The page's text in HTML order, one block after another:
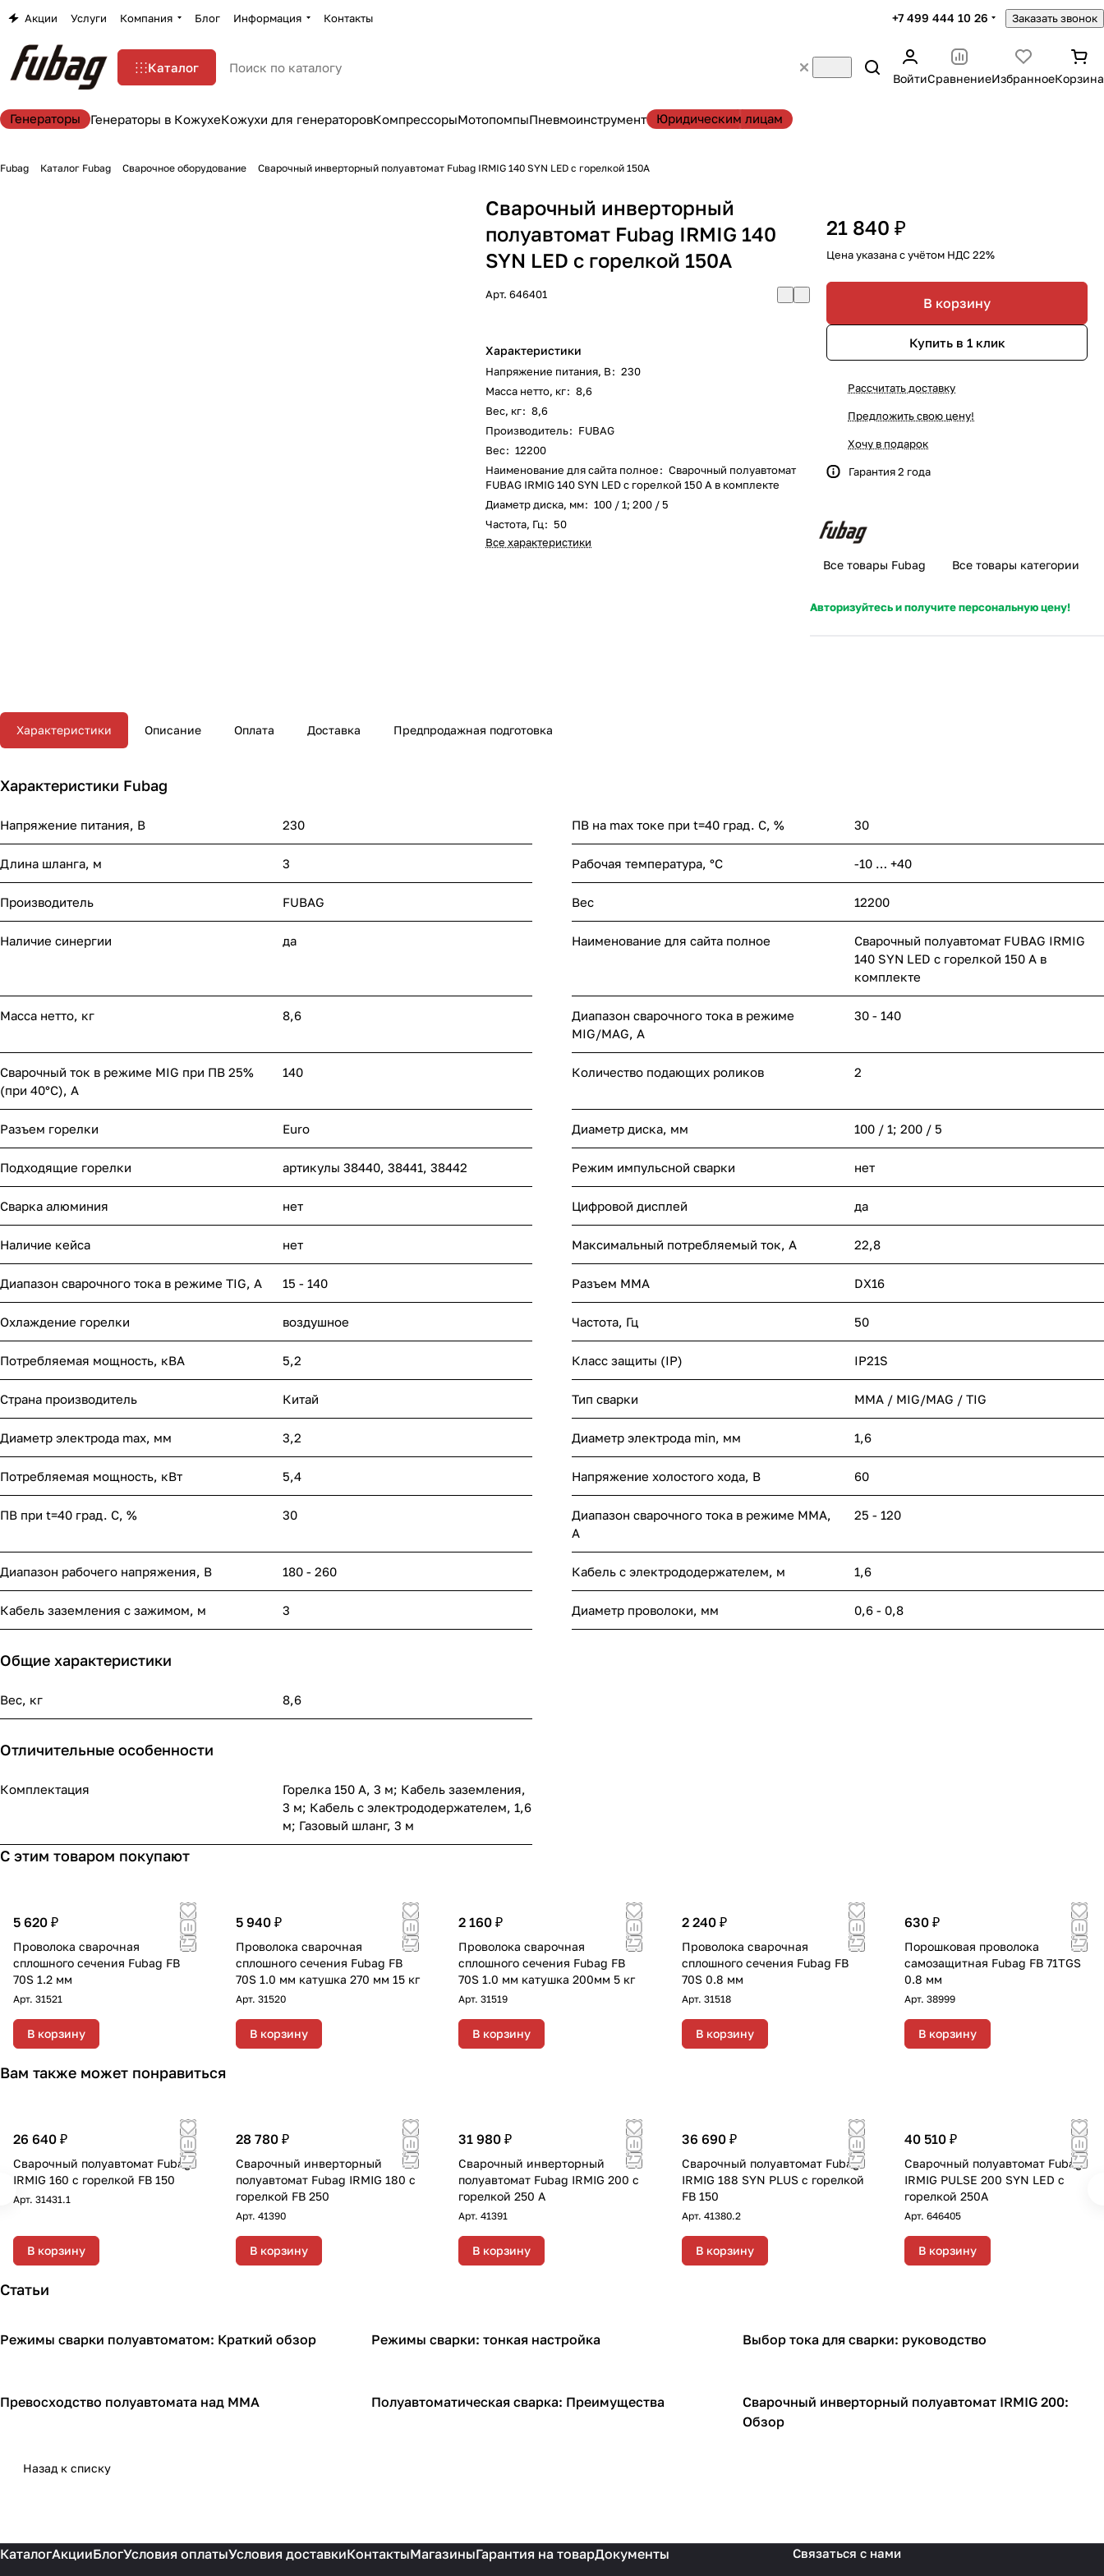
Акции Услуги Компания Блог Информация Контакты +7 499 444 10 26 Заказать звонок
Каталог
ВойтиСравнениеИзбранноеКорзина
Генераторы Генераторы в КожухеКожухи для генераторовКомпрессорыМотопомпыПневмоинструмент Юридическим лицам
Fubag Каталог Fubag Сварочное оборудование Сварочный инверторный полуавтомат Fubag IRMIG 140 SYN LED с горелкой 150А
Сварочный инверторный
полуавтомат Fubag IRMIG 140
SYN LED с горелкой 150А
Арт.646401
Характеристики
Напряжение питания, В: 230
Масса нетто, кг: 8,6
Вес, кг: 8,6
Производитель: FUBAG
Вес: 12200
Наименование для сайта полное: Сварочный полуавтомат
FUBAG IRMIG 140 SYN LED с горелкой 150 А в комплекте
Диаметр диска, мм: 100 / 1; 200 / 5
Частота, Гц: 50
Все характеристики
21 840 ₽
Цена указана с учётом НДС 22%
В корзину
Купить в 1 клик
Рассчитать доставку
Предложить свою цену!
Хочу в подарок
Гарантия 2 года
Все товары Fubag Все товары категории
Авторизуйтесь и получите персональную цену!
Характеристики Описание Оплата Доставка Предпродажная подготовка
Характеристики Fubag
Напряжение питания, В 230 ПВ на max токе при t=40 град. С, % 30
Длина шланга, м 3 Рабочая температура, °C -10 … +40
Производитель FUBAG Вес 12200
Наличие синергии да Наименование для сайта полное
Сварочный полуавтомат FUBAG IRMIG
140 SYN LED с горелкой 150 А в
комплекте
Масса нетто, кг 8,6
Диапазон сварочного тока в режиме
MIG/MAG, A
30 - 140
Сварочный ток в режиме MIG при ПВ 25%
(при 40°С), А
140 Количество подающих роликов 2
Разъем горелки Euro Диаметр диска, мм 100 / 1; 200 / 5
Подходящие горелки артикулы 38440, 38441, 38442 Режим импульсной сварки нет
Сварка алюминия нет Цифровой дисплей да
Наличие кейса нет Максимальный потребляемый ток, А 22,8
Диапазон сварочного тока в режиме TIG, А 15 - 140 Разъем ММА DX16
Охлаждение горелки воздушное Частота, Гц 50
Потребляемая мощность, кВА 5,2 Класс защиты (IP) IP21S
Страна производитель Китай Тип сварки ММА / MIG/MAG / TIG
Диаметр электрода max, мм 3,2 Диаметр электрода min, мм 1,6
Потребляемая мощность, кВт 5,4 Напряжение холостого хода, В 60
ПВ при t=40 град. С, % 30
Диапазон сварочного тока в режиме ММА,
А
25 - 120
Диапазон рабочего напряжения, B 180 - 260 Кабель с электрододержателем, м 1,6
Кабель заземления с зажимом, м 3 Диаметр проволоки, мм 0,6 - 0,8
Общие характеристики
Вес, кг 8,6
Отличительные особенности
Комплектация
Горелка 150 А, 3 м; Кабель заземления,
3 м; Кабель с электрододержателем, 1,6
м; Газовый шланг, 3 м
С этим товаром покупают
5 620 ₽
Проволока сварочная
сплошного сечения Fubag FB
70S 1.2 мм
Арт. 31521
В корзину
5 940 ₽
Проволока сварочная
сплошного сечения Fubag FB
70S 1.0 мм катушка 270 мм 15 кг
Арт.31520
В корзину
2 160 ₽
Проволока сварочная
сплошного сечения Fubag FB
70S 1.0 мм катушка 200мм 5 кг
Арт.31519
В корзину
2 240 ₽
Проволока сварочная
сплошного сечения Fubag FB
70S 0.8 мм
Арт. 31518
В корзину
630 ₽
Порошковая проволока
самозащитная Fubag FB 71TGS
0.8 мм
Арт. 38999
В корзину
Вам также может понравиться
26 640 ₽
Сварочный полуавтомат Fubag
IRMIG 160 с горелкой FB 150
Арт. 31431.1
В корзину
28 780 ₽
Сварочный инверторный
полуавтомат Fubag IRMIG 180 с
горелкой FB 250
Арт.41390
В корзину
31 980 ₽
Сварочный инверторный
полуавтомат Fubag IRMIG 200 с
горелкой 250 А
Арт.41391
В корзину
36 690 ₽
Сварочный полуавтомат Fubag
IRMIG 188 SYN PLUS c горелкой
FB 150
Арт. 41380.2
В корзину
40 510 ₽
Сварочный полуавтомат Fubag
IRMIG PULSE 200 SYN LED с
горелкой 250А
Арт. 646405
В корзину
Статьи
Сварочное оборудование
Режимы сварки полуавтоматом: Краткий обзор Сварочное оборудование
Режимы сварки: тонкая настройка Сварочное оборудование
Выбор тока для сварки: руководство
Сварочное оборудование
Превосходство полуавтомата над ММА Сварочное оборудование
Полуавтоматическая сварка: Преимущества Сварочное оборудование
Сварочный инверторный полуавтомат IRMIG 200:
Обзор
Назад к списку
КаталогАкцииБлогУсловия оплатыУсловия доставкиКонтактыМагазиныГарантия на товарДокументы Связаться с нами